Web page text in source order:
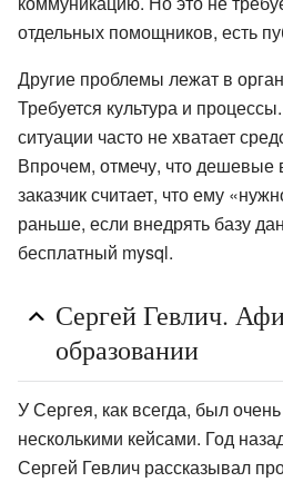
отдельных помощников, есть
Другие проблемы лежат в
Требуется культура и
ситуации часто не хватает
Впрочем, отмечу, что дешевые
заказчик считает, что ему
раньше, если внедрять базу
бесплатный mysql.
Сергей Гевлич.
образовании
У Сергея, как всегда, был
несколькими кейсами. Год
Сергей Гевлич рассказывал